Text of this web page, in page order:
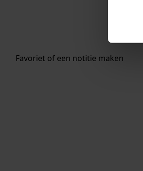
Favoriet of een notitie maken